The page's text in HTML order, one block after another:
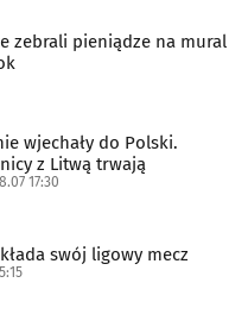
zebrali pieniądze na mural
wjechały do Polski.
z Litwą trwają
17:30
swój ligowy mecz